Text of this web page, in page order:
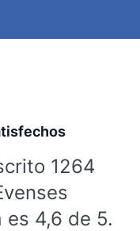
1264
4,6 de 5.